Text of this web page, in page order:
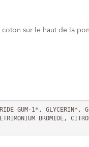
sur le haut de la
GUM-1*, GLYCERIN*,
BROMIDE,